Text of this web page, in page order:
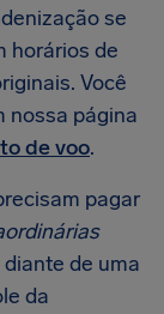
se
horários de
Você
nossa página
de voo.
pagar
de uma
da